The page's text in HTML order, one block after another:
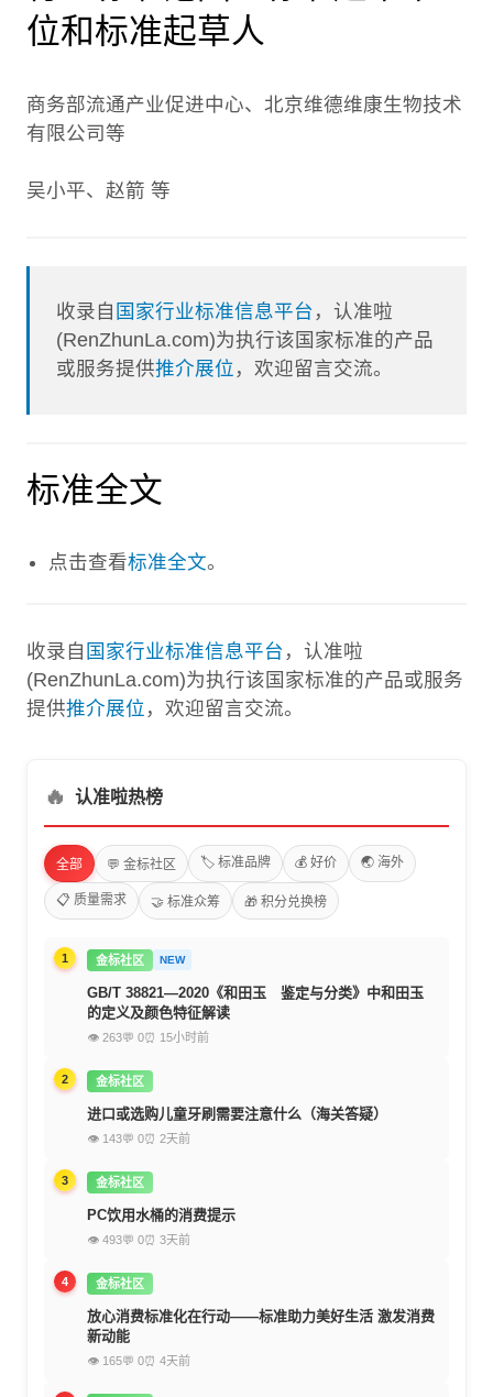
位和标准起草人
商务部流通产业促进中心、北京维德维康生物技术
有限公司等
吴小平、赵箭 等
收录自 国家行业标准信息平台 ，认准啦
(RenZhunLa.com)为执行该国家标准的产品
或服务提供推介展位 ，欢迎留言交流。
标准全文
点击查看标准全文。
收录自 国家行业标准信息平台 ，认准啦
(RenZhunLa.com)为执行该国家标准的产品或服务
提供推介展位 ，欢迎留言交流。
🔥 认准啦热榜
全部 💬 金标社区 🏷️ 标准品牌 💰 好价 🌏 海外
📋 质量需求 🤝 标准众筹 🎁 积分兑换榜
1 金标社区 NEW
GB/T 38821—2020《和田玉 鉴定与分类》中和田玉
的定义及颜色特征解读
👁 263💬 0⏰ 15小时前
2 金标社区
进口或选购儿童牙刷需要注意什么（海关答疑）
👁 143💬 0⏰ 2天前
3 金标社区
PC饮用水桶的消费提示
👁 493💬 0⏰ 3天前
4 金标社区
放心消费标准化在行动——标准助力美好生活 激发消费
新动能
👁 165💬 0⏰ 4天前